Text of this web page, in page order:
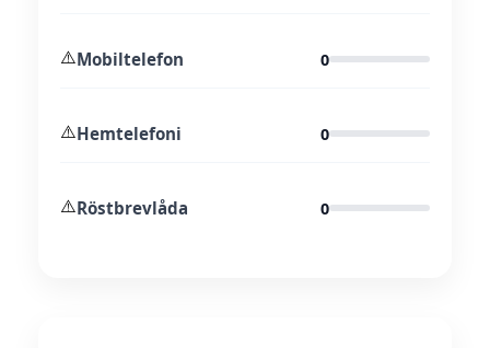
⚠️Mobiltelefon 0
⚠️Hemtelefoni 0
⚠️Röstbrevlåda 0